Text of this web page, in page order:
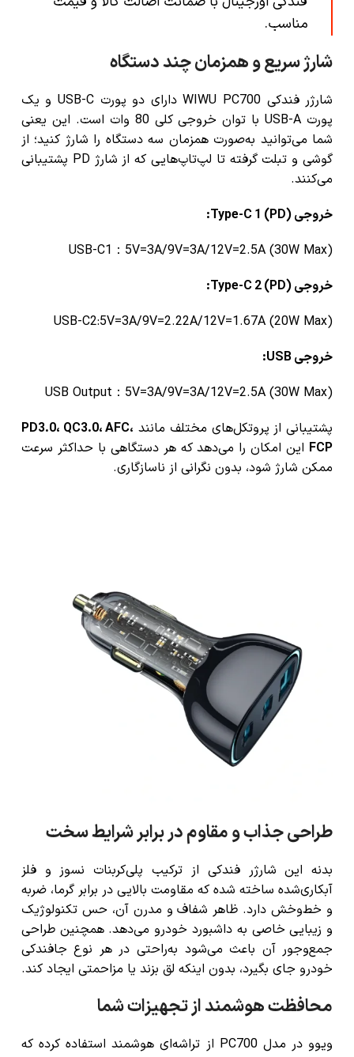
مناسب.
شارژ سریع و همزمان چند دستگاه
شارژر فندکی WIWU PC700
دارای دو پورت USB-C و یک
پورت USB-A با توان خروجی کلی 80 وات است. این یعنی
شما می‌توانید به‌صورت همزمان سه دستگاه را شارژ کنید؛ از
گوشی و تبلت گرفته تا لپ‌تاپ‌هایی که از شارژ PD پشتیبانی
می‌کنند.
خروجی Type-C 1 (PD):
USB-C1：5V=3A/9V=3A/12V=2.5A (30W Max)
خروجی Type-C 2 (PD):
USB-C2:5V=3A/9V=2.22A/12V=1.67A (20W Max)
خروجی USB:
USB Output：5V=3A/9V=3A/12V=2.5A (30W Max)
پشتیبانی از پروتکل‌های مختلف مانند PD3.0، QC3.0، AFC،
FCP این امکان را می‌دهد که هر دستگاهی با حداکثر سرعت
ممکن شارژ شود، بدون نگرانی از ناسازگاری.
طراحی جذاب و مقاوم در برابر شرایط سخت
بدنه این شارژر فندکی از ترکیب پلی‌کربنات نسوز و فلز
آبکاری‌شده ساخته شده که مقاومت بالایی در برابر گرما، ضربه
و خط‌وخش دارد. ظاهر شفاف و مدرن آن، حس تکنولوژیک
و زیبایی خاصی به داشبورد خودرو می‌دهد. همچنین طراحی
جمع‌وجور آن باعث می‌شود به‌راحتی در هر نوع جافندکی
خودرو جای بگیرد، بدون اینکه لق بزند یا مزاحمتی ایجاد کند.
محافظت هوشمند از تجهیزات شما
ویوو در مدل PC700 از تراشه‌ای هوشمند استفاده کرده که